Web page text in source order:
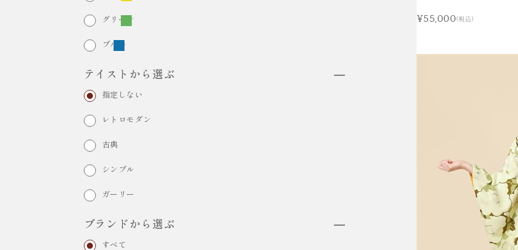
グリーン
ブルー
テイストから選ぶ
指定しない
レトロモダン
古典
シンプル
ガーリー
ブランドから選ぶ
すべて
¥55,000(税込)